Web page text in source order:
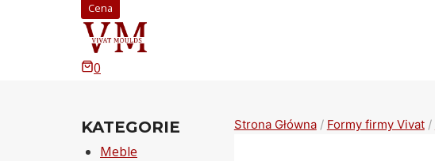
Cena
0
Strona Główna / Formy firmy Vivat /
KATEGORIE
Meble